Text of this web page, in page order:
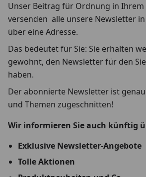
Unser Beitrag für Ordnung in Ihrem
versenden alle unsere Newsletter
über eine Adresse.
Das bedeutet für Sie: Sie erhalten
gewohnt, den Newsletter für den
haben.
Der abonnierte Newsletter ist
und Themen zugeschnitten!
Wir informieren Sie auch künftig
Exklusive Newsletter-Angebote
Tolle Aktionen